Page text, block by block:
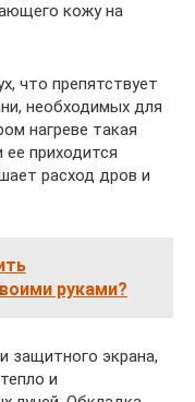
кожу на
что препятствует
необходимых для
нагреве такая
приходится
расход дров и
руками?
защитного экрана,
и